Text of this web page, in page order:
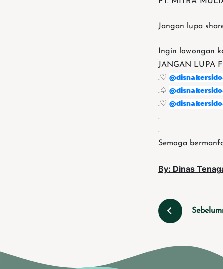
Jangan lupa
Ingin lowongan
JANGAN LUPA
.♡
.♤
.♡
.
.
Semoga
By: Dinas